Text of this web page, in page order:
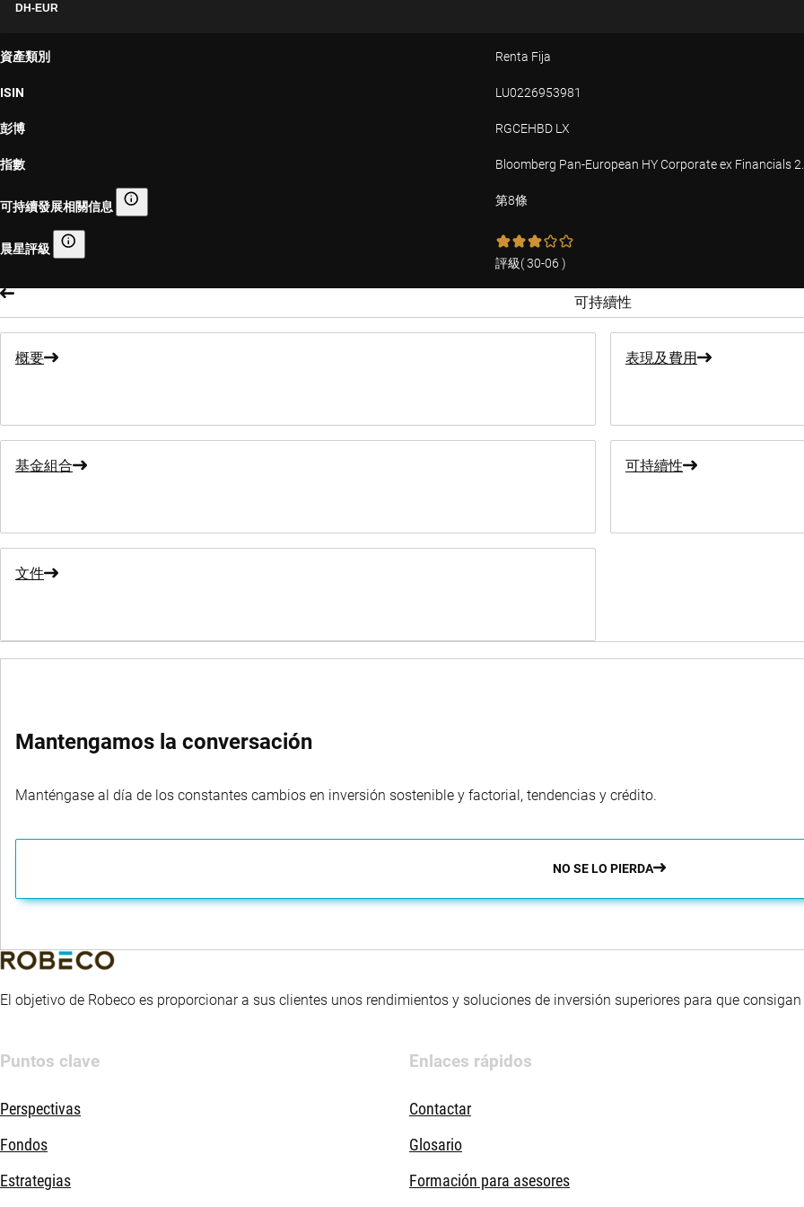
DH-EUR
資產類別 Renta Fija
ISIN LU0226953981
彭博 RGCEHBD LX
指數 Bloomberg Pan-European HY Corporate ex Financials
可持續發展相關信息 可持續發展相關信息
第8條
晨星評級 晨星評級
評級(30-06 )
可持續性
概要 表現及費用
基金組合 可持續性
文件
Mantengamos la conversación
Manténgase al día de los constantes cambios en inversión sostenible y factorial, tendencias y crédito.
NO SE LO PIERDA
El objetivo de Robeco es proporcionar a sus clientes unos rendimientos y soluciones de inversión superiores para que
Puntos clave
Perspectivas
Fondos
Estrategias
Enlaces rápidos
Contactar
Glosario
Formación para asesores